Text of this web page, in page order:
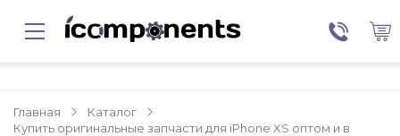
Главная
Каталог
Купить оригинальные запчасти для iPhone XS оптом и в